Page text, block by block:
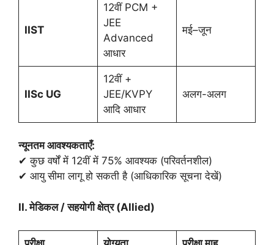
IIST
12वीं PCM +
JEE
Advanced
आधार
मई–जून
IISc UG
12वीं +
JEE/KVPY
आदि आधार
अलग-अलग
न्यूनतम आवश्यकताएँ:
✔ कुछ वर्षों में 12वीं में 75% आवश्यक (परिवर्तनशील)
✔ आयु सीमा लागू हो सकती है (आधिकारिक सूचना देखें)
II.मेडिकल / सहयोगी क्षेत्र (Allied)